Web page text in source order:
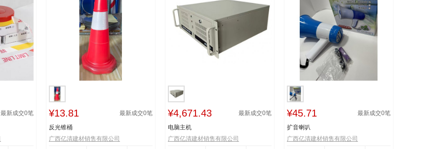
最新成交0笔 ¥13.81 最新成交0笔
反光锥桶
广西亿清建材销售有限公司
¥4,671.43 最新成交0笔
电脑主机
广西亿清建材销售有限公司
¥45.71 最新成交0笔
扩音喇叭
广西亿清建材销售有限公司